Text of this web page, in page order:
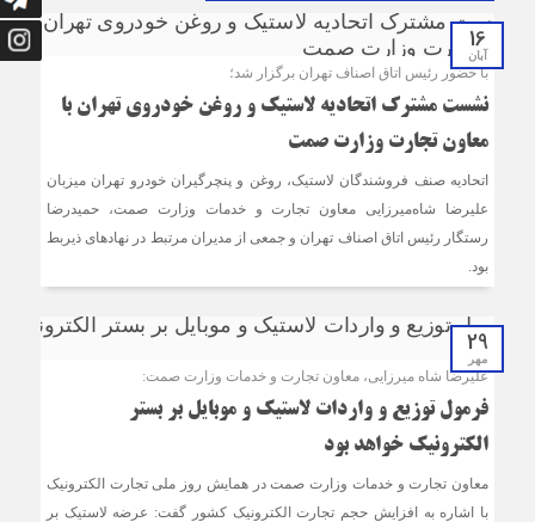
16
آبان
با حضور رئیس اتاق اصناف تهران برگزار شد؛
نشست مشترک اتحادیه لاستیک و روغن خودروی تهران با
معاون تجارت وزارت صمت
اتحادیه صنف فروشندگان لاستیک، روغن و پنچرگیران خودرو تهران میزبان
علیرضا شاه‌میرزایی معاون تجارت و خدمات وزارت صمت، حمیدرضا
رستگار رئیس اتاق اصناف تهران و جمعی از مدیران مرتبط در نهادهای ذیربط
بود.
29
مهر
علیرضا شاه میرزایی، معاون تجارت و خدمات وزارت صمت:
فرمول توزیع و واردات لاستیک و موبایل بر بستر
الکترونیک خواهد بود
معاون تجارت و خدمات وزارت صمت در همایش روز ملی تجارت الکترونیک
با اشاره به افزایش حجم تجارت الکترونیک کشور گفت: عرضه لاستیک بر